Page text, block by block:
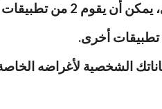
تطبيقات أخرى.
الشخصية لأغراضه